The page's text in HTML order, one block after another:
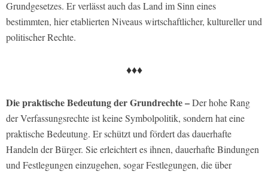
Grundgesetzes. Er verlässt auch das Land im Sinn eines
bestimmten, hier etablierten Niveaus wirtschaftlicher, kultureller und
politischer Rechte.
♦♦♦
Die praktische Bedeutung der Grundrechte –Der hohe Rang
der Verfassungsrechte ist keine Symbolpolitik, sondern hat eine
praktische Bedeutung. Er schützt und fördert das dauerhafte
Handeln der Bürger. Sie erleichtert es ihnen, dauerhafte Bindungen
und Festlegungen einzugehen, sogar Festlegungen, die über